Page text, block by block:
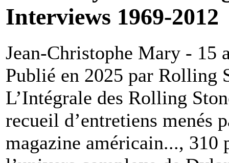
Interviews 1969-2012
Jean-Christophe Mary - 15
Publié en 2025 par Rolling
L’Intégrale des Rolling
recueil d’entretiens menés
magazine américain..., 310